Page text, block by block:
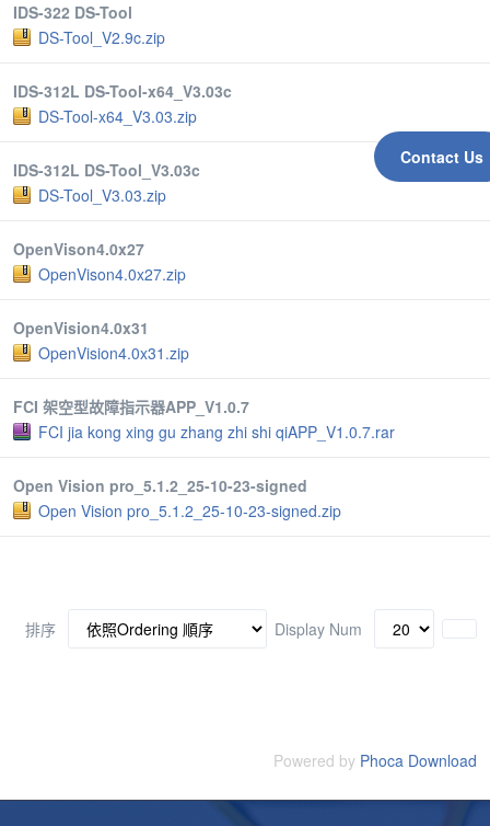
Contact Us
IDS-322 DS-Tool
DS-Tool_V2.9c.zip
IDS-312L DS-Tool-x64_V3.03c
DS-Tool-x64_V3.03.zip
IDS-312L DS-Tool_V3.03c
DS-Tool_V3.03.zip
OpenVison4.0x27
OpenVison4.0x27.zip
OpenVision4.0x31
OpenVision4.0x31.zip
FCI 架空型故障指示器APP_V1.0.7
FCI jia kong xing gu zhang zhi shi qiAPP_V1.0.7.rar
Open Vision pro_5.1.2_25-10-23-signed
Open Vision pro_5.1.2_25-10-23-signed.zip
排序 Display Num
Powered by Phoca Download